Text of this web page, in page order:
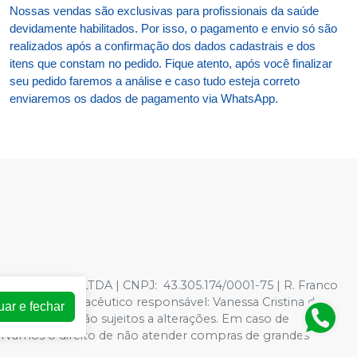
Nossas vendas são exclusivas para profissionais da saúde
devidamente habilitados. Por isso, o pagamento e envio só são
realizados após a confirmação dos dados cadastrais e dos
itens que constam no pedido. Fique atento, após você finalizar
seu pedido faremos a análise e caso tudo esteja correto
enviaremos os dados de pagamento via WhatsApp.
LTDA | CNPJ: 43.305.174/0001-75 | R. Franco
- Farmacêutico responsável: Vanessa Cristina de
virtual estão sujeitos a alterações. Em caso de
o direito de não atender compras de grandes
e fechar